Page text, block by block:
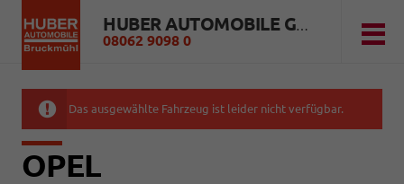
HUBER AUTOMOBILE GMBH
08062 9098 0
Das ausgewählte Fahrzeug ist leider nicht verfügbar.
OPEL